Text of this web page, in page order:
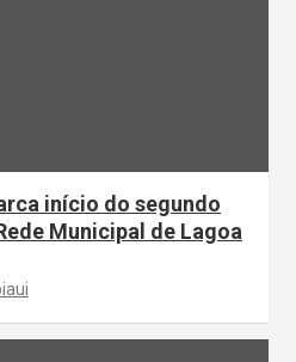
início do segundo
Municipal de Lagoa